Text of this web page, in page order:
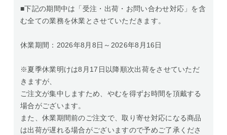
■下記の期間中は「受注・出荷・お問い合わせ対応」を含
む全ての業務を休業とさせていただきます。
休業期間：2026年8月8日～2026年8月16日
※夏季休業明けは8月17日以降順次出荷をさせていただ
きますが、
ご注文が集中しますため、やむを得ずお時間を頂戴する
場合がございます。
また、休業期間前のご注文で、取り寄せ対応になる商品
は出荷が遅れる場合がございますので予めご了承くださ